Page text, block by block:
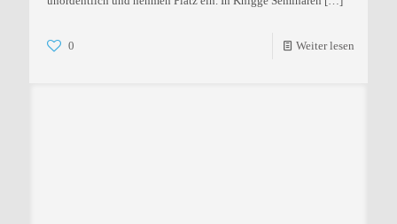
0 Weiter lesen